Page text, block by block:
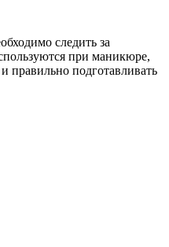
следить за
при маникюре,
правильно подготавливать